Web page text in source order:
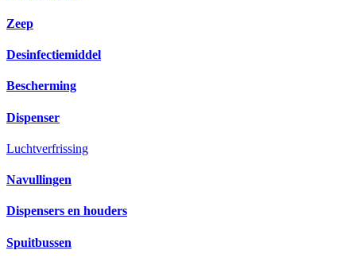
Zeep
Desinfectiemiddel
Bescherming
Dispenser
Luchtverfrissing
Navullingen
Dispensers en houders
Spuitbussen